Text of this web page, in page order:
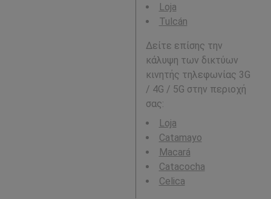
Loja
Tulcán
Δείτε επίσης την
κάλυψη των δικτύων
κινητής τηλεφωνίας 3G
/ 4G / 5G στην περιοχή
σας:
Loja
Catamayo
Macará
Catacocha
Celica